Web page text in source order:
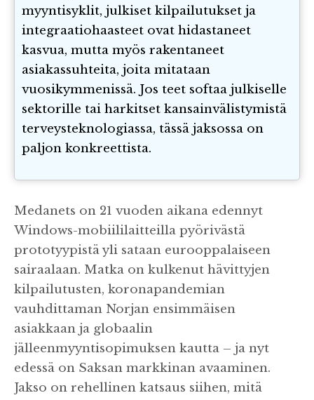
myyntisyklit, julkiset kilpailutukset ja
integraatiohaasteet ovat hidastaneet
kasvua, mutta myös rakentaneet
asiakassuhteita, joita mitataan
vuosikymmenissä. Jos teet softaa julkiselle
sektorille tai harkitset kansainvälistymistä
terveysteknologiassa, tässä jaksossa on
paljon konkreettista.
Medanets on 21 vuoden aikana edennyt
Windows-mobiililaitteilla pyörivästä
prototyypistä yli sataan eurooppalaiseen
sairaalaan. Matka on kulkenut hävittyjen
kilpailutusten, koronapandemian
vauhdittaman Norjan ensimmäisen
asiakkaan ja globaalin
jälleenmyyntisopimuksen kautta – ja nyt
edessä on Saksan markkinan avaaminen.
Jakso on rehellinen katsaus siihen, mitä